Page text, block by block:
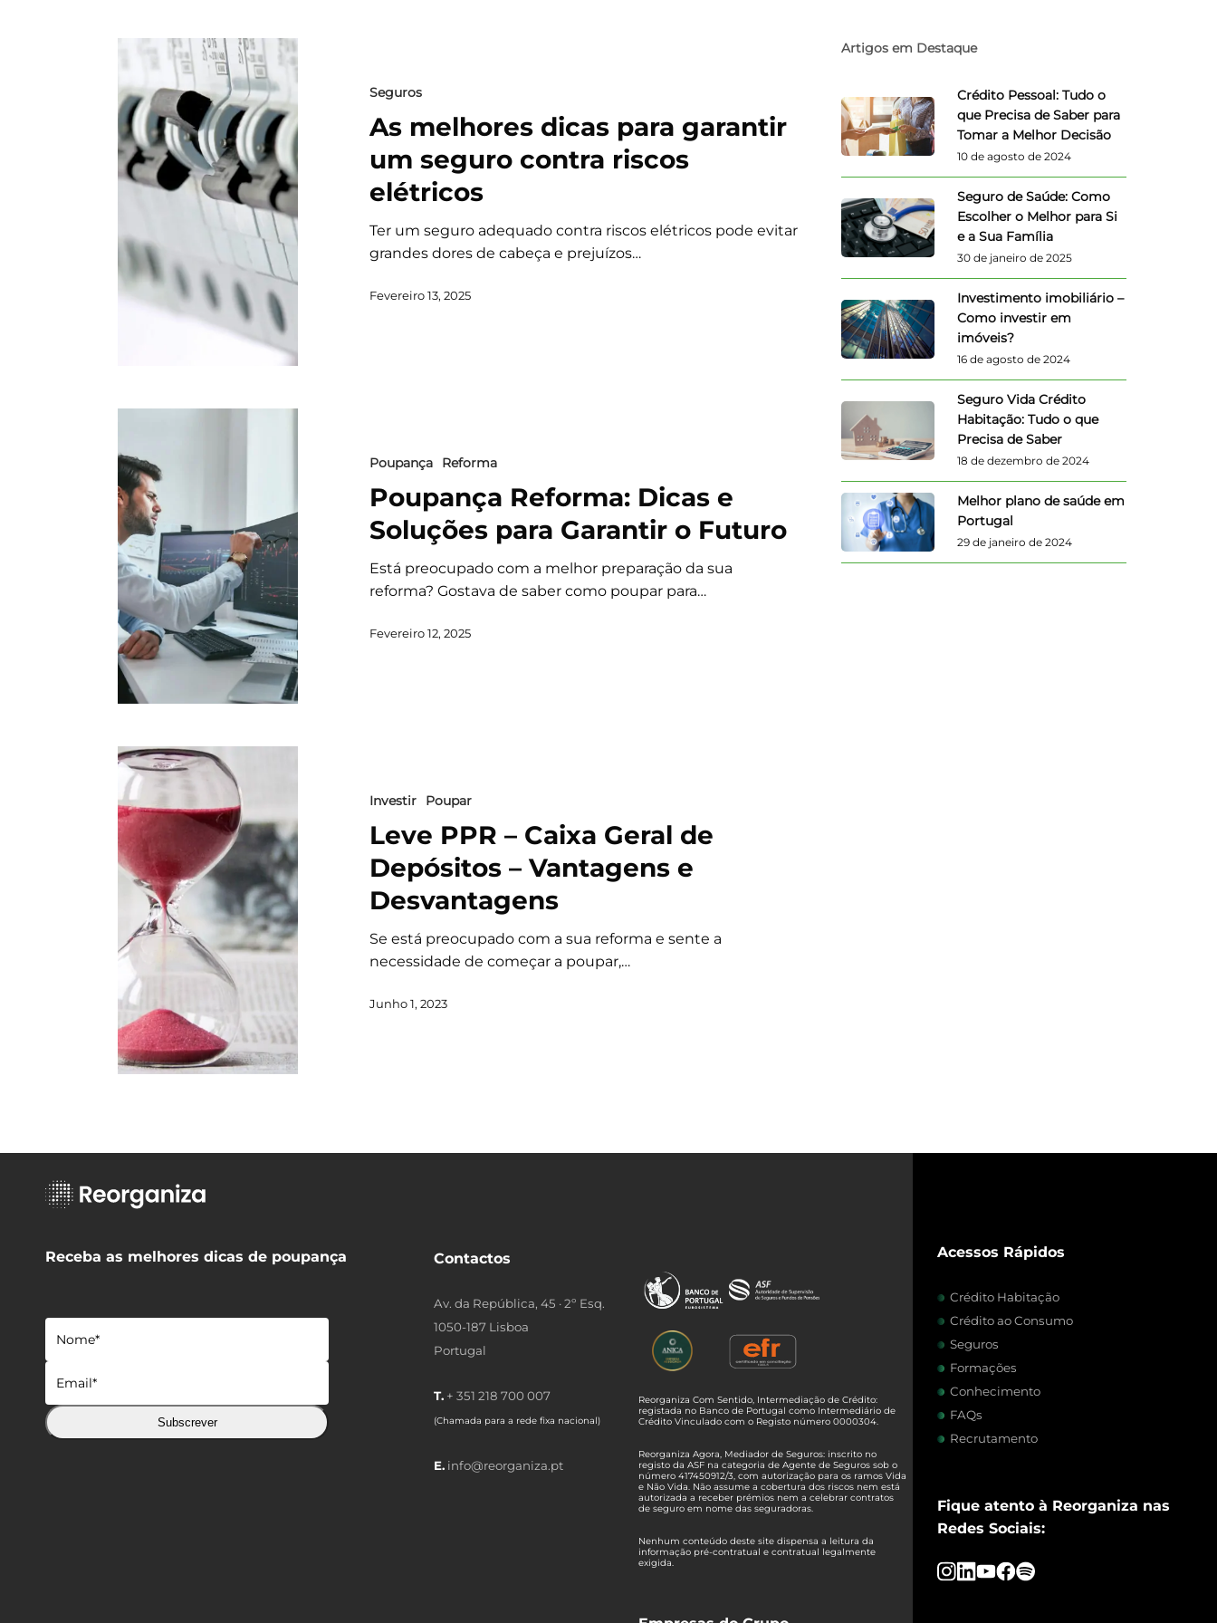
Seguros
As melhores dicas para garantir
um seguro contra riscos
elétricos
Ter um seguro adequado contra riscos elétricos pode evitar
grandes dores de cabeça e prejuízos…
Fevereiro 13, 2025
Poupança Reforma
Poupança Reforma: Dicas e
Soluções para Garantir o Futuro
Está preocupado com a melhor preparação da sua
reforma? Gostava de saber como poupar para…
Fevereiro 12, 2025
Investir Poupar
Leve PPR – Caixa Geral de
Depósitos – Vantagens e
Desvantagens
Se está preocupado com a sua reforma e sente a
necessidade de começar a poupar,…
Junho 1, 2023
Artigos em Destaque
Crédito Pessoal: Tudo o
que Precisa de Saber para
Tomar a Melhor Decisão
10 de agosto de 2024
Seguro de Saúde: Como
Escolher o Melhor para Si
e a Sua Família
30 de janeiro de 2025
Investimento imobiliário –
Como investir em
imóveis?
16 de agosto de 2024
Seguro Vida Crédito
Habitação: Tudo o que
Precisa de Saber
18 de dezembro de 2024
Melhor plano de saúde em
Portugal
29 de janeiro de 2024
Receba as melhores dicas de poupança
Subscrever
Contactos
Av. da República, 45 · 2º Esq.
1050-187 Lisboa
Portugal
T. + 351 218 700 007
(Chamada para a rede fixa nacional)
E. info@reorganiza.pt
Reorganiza Com Sentido, Intermediação de Crédito:
registada no Banco de Portugal como Intermediário de
Crédito Vinculado com o Registo número 0000304.
Reorganiza Agora, Mediador de Seguros: inscrito no
registo da ASF na categoria de Agente de Seguros sob o
número 417450912/3, com autorização para os ramos Vida
e Não Vida. Não assume a cobertura dos riscos nem está
autorizada a receber prémios nem a celebrar contratos
de seguro em nome das seguradoras.
Nenhum conteúdo deste site dispensa a leitura da
informação pré-contratual e contratual legalmente
exigida.
Acessos Rápidos
Crédito Habitação
Crédito ao Consumo
Seguros
Formações
Conhecimento
FAQs
Recrutamento
Fique atento à Reorganiza nas
Redes Sociais: